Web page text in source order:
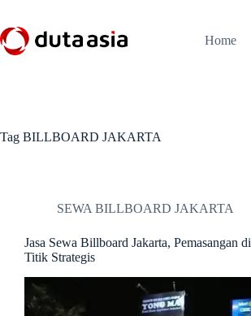
content
Home
Tag BILLBOARD JAKARTA
SEWA BILLBOARD JAKARTA
Jasa Sewa Billboard Jakarta, Pemasangan di
Titik Strategis